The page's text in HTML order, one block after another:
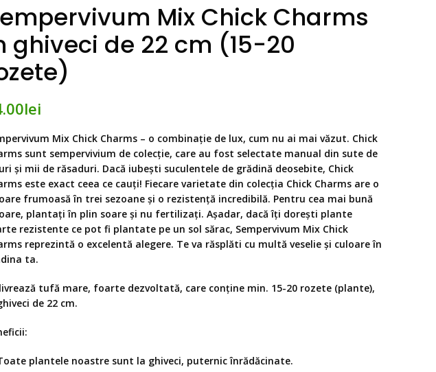
Mix Chick Charms
ghiveci de 22 cm (15-20
lei
Mix Chick Charms – o combinație de lux, cum nu ai mai văzut. Chick
sunt sempervivium de colecție, care au fost selectate manual din sute de
și mii de răsaduri. Dacă iubești suculentele de grădină deosebite, Chick
este exact ceea ce cauți! Fiecare varietate din colecția Chick Charms are o
frumoasă în trei sezoane și o rezistență incredibilă. Pentru cea mai bună
plantați în plin soare și nu fertilizați. Așadar, dacă îți dorești plante
rezistente ce pot fi plantate pe un sol sărac, Sempervivum Mix Chick
reprezintă o excelentă alegere. Te va răsplăti cu multă veselie și culoare în
ta.
tufă mare, foarte dezvoltată, care conține min. 15-20 rozete (plante),
de 22 cm.
plantele noastre sunt la ghiveci, puternic înrădăcinate.